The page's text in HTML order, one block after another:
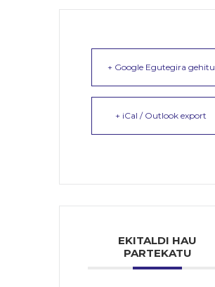
+ Google Egutegira gehitu
+ iCal / Outlook export
EKITALDI HAU
PARTEKATU